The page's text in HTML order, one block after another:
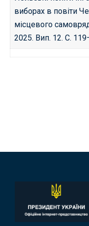
виборах в повіти
місцевого
2025. Вип. 12. С.